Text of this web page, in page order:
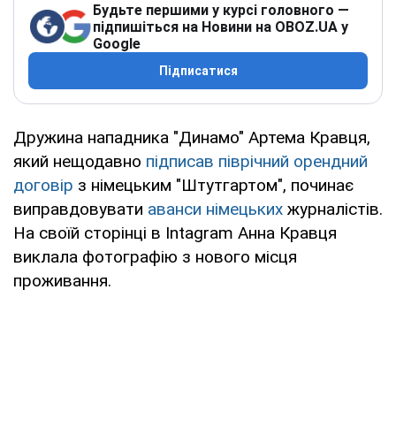
Будьте першими у курсі головного —
підпишіться на Новини на OBOZ.UA у
Google
Підписатися
Дружина нападника "Динамо" Артема Кравця,
який нещодавно підписав піврічний орендний
договір з німецьким "Штутгартом", починає
виправдовувати аванси німецьких журналістів.
На своїй сторінці в Intagram Анна Кравця
виклала фотографію з нового місця
проживання.